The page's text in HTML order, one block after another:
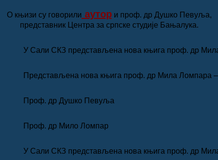
О књизи су говорили аутори проф. др Душко Певуља,
представник Центра за српске студије Бањалука.
У Сали СКЗ представљена нова књига проф. др
Представљена нова књига проф. др Мила
Проф. др Душко Певуља
Проф. др Мило Ломпар
У Сали СКЗ представљена нова књига проф. др